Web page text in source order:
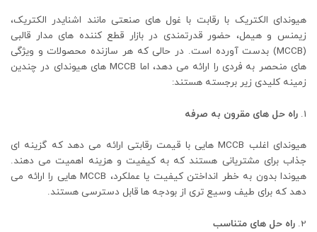
هیوندای الکتریک با رقابت با غول های صنعتی مانند اشنایدر الکتریک،
زیمنس و هیمل، حضور قدرتمندی در بازار قطع کننده های مدار قالبی
(MCCB) بدست آورده است. در حالی که هر سازنده محصولات و ویژگی
های منحصر به فردی را ارائه می دهد، اما MCCB های هیوندای در چندین
زمینه کلیدی زیر برجسته هستند:
راه حل های مقرون به صرفه
هیوندای اغلب MCCB هایی با قیمت رقابتی ارائه می دهد که گزینه ای
جذاب برای مشتریانی هستند که به کیفیت و هزینه اهمیت می دهند.
هیوندا بدون به خطر انداختن کیفیت یا عملکرد، MCCB هایی را ارائه می
دهد که برای طیف وسیع تری از بودجه ها قابل دسترسی هستند.
راه حل های متناسب